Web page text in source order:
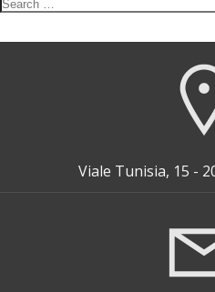
Viale Tunisia, 15 -